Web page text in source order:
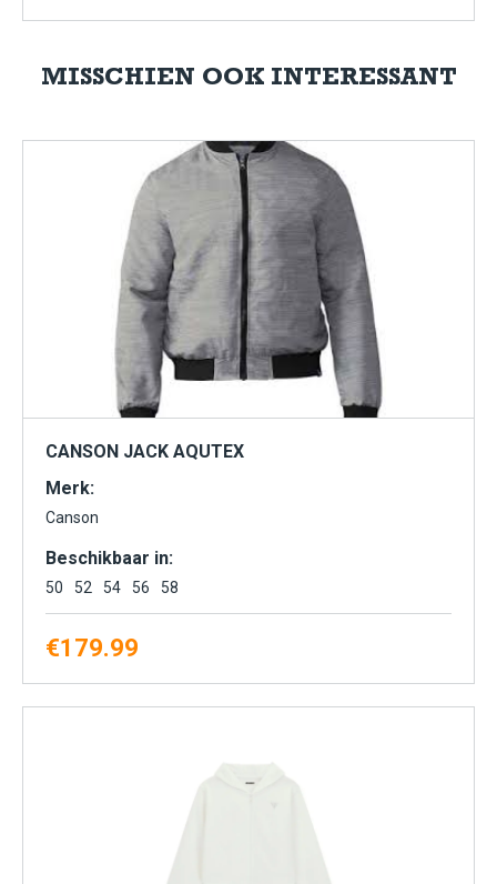
MISSCHIEN OOK INTERESSANT
CANSON JACK AQUTEX
Merk:
Canson
Beschikbaar in:
50 52 54 56 58
€179.99